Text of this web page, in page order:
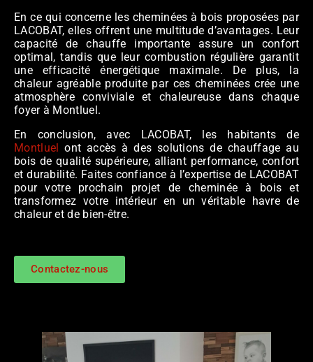
En ce qui concerne les cheminées à bois proposées par
LACOBAT, elles offrent une multitude d’avantages. Leur
capacité de chauffe importante assure un confort
optimal, tandis que leur combustion régulière garantit
une efficacité énergétique maximale. De plus, la
chaleur agréable produite par ces cheminées crée une
atmosphère conviviale et chaleureuse dans chaque
foyer à Montluel.
En conclusion, avec LACOBAT, les habitants de
Montluel ont accès à des solutions de chauffage au
bois de qualité supérieure, alliant performance, confort
et durabilité. Faites confiance à l’expertise de LACOBAT
pour votre prochain projet de cheminée à bois et
transformez votre intérieur en un véritable havre de
chaleur et de bien-être.
Contactez-nous